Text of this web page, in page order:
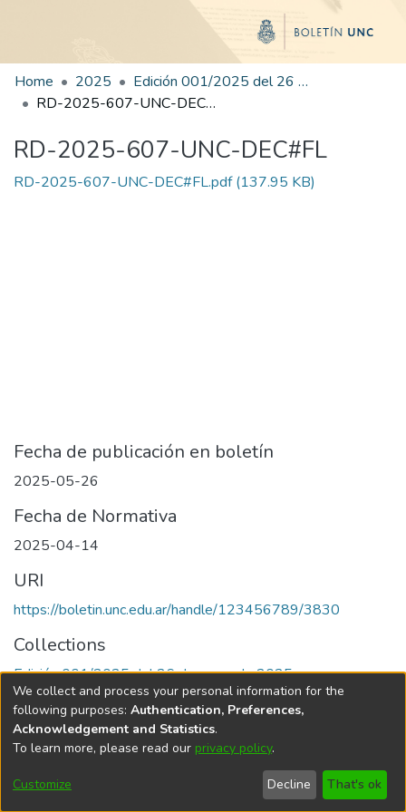
Home 2025
Edición 001/2025 del 26 de mayo de 2025
RD-2025-607-UNC-DEC#FL
RD-2025-607-UNC-DEC#FL
RD-2025-607-UNC-DEC#FL.pdf(137.95 KB)
Fecha de publicación en boletín
2025-05-26
Fecha de Normativa
2025-04-14
URI
https://boletin.unc.edu.ar/handle/123456789/3830
Collections
Edición 001/2025 del 26 de mayo de 2025
Universidad Nacional de Córdoba
We collect and process your personal information for the
following purposes: Authentication, Preferences,
Acknowledgement and Statistics.
To learn more, please read our privacy policy.
Customize Decline That's ok